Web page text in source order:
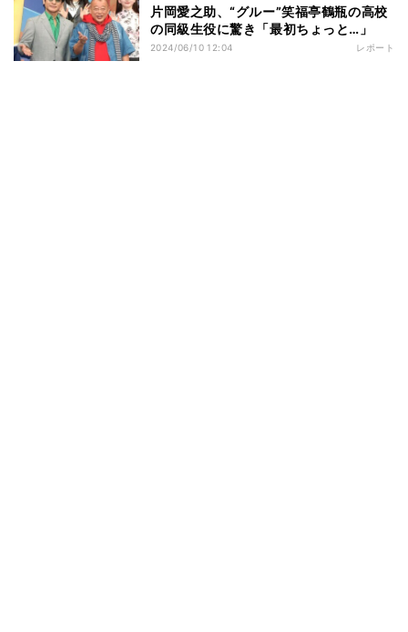
片岡愛之助、“グルー”笑福亭鶴瓶の高校
の同級生役に驚き「最初ちょっと…」
2024/06/10 12:04 レポート